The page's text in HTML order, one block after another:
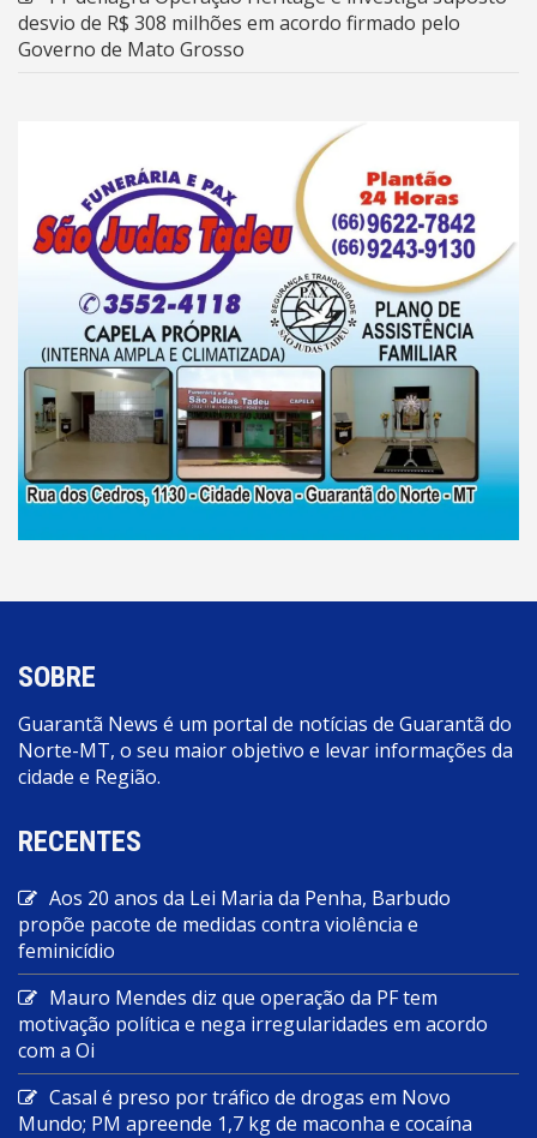
desvio de R$ 308 milhões em acordo firmado pelo
Governo de Mato Grosso
SOBRE
Guarantã News é um portal de notícias de Guarantã do
Norte-MT, o seu maior objetivo e levar informações da
cidade e Região.
RECENTES
Aos 20 anos da Lei Maria da Penha, Barbudo
propõe pacote de medidas contra violência e
feminicídio
Mauro Mendes diz que operação da PF tem
motivação política e nega irregularidades em acordo
com a Oi
Casal é preso por tráfico de drogas em Novo
Mundo; PM apreende 1,7 kg de maconha e cocaína